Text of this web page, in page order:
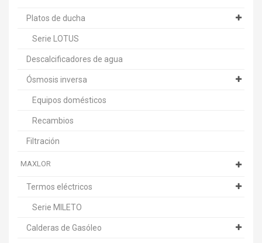
Platos de ducha
Serie LOTUS
Descalcificadores de agua
Ósmosis inversa
Equipos domésticos
Recambios
Filtración
MAXLOR
Termos eléctricos
Serie MILETO
Calderas de Gasóleo